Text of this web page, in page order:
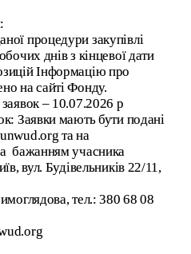
процедури закупівлі
днів з кінцевої дати
Інформацію про
на сайті Фонду.
– 10.07.2026 р
Заявки мають бути подані
та на
бажанням учасника
вул. Будівельників 22/11,
тел.: 380 68 08